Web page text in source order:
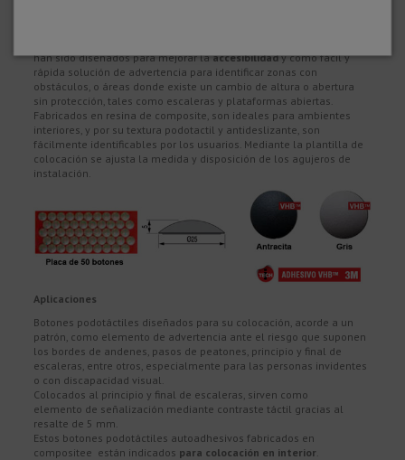
han sido diseñados para mejorar laaccesibilidady como fácil y
rápida solución de advertencia para identificar zonas con
obstáculos, o áreas donde existe un cambio de altura o abertura
sin protección, tales como escaleras y plataformas abiertas.
Fabricados en resina de composite, son ideales para ambientes
interiores, y por su textura podotactil y antideslizante, son
fácilmente identificables por los usuarios. Mediante la plantilla de
colocación se ajusta la medida y disposición de los agujeros de
instalación.
Aplicaciones
Botones podotáctiles diseñados para su colocación, acorde a un
patrón, como elemento de advertencia ante el riesgo que suponen
los bordes de andenes, pasos de peatones, principio y final de
escaleras, entre otros, especialmente para las personas invidentes
o con discapacidad visual.
Colocados al principio y final de escaleras, sirven como
elemento de señalización mediante contraste táctil gracias al
resalte de 5 mm.
Estos botones podotáctiles autoadhesivos fabricados en
compositee están indicados para colocación en interior